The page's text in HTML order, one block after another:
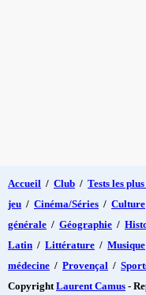
Accueil / Club / Tests les
jeu / Cinéma/Séries / Culture
générale / Géographie /
Latin / Littérature / Musique
médecine / Provençal /
Copyright Laurent Camus -